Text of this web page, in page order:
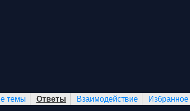
темы Ответы Взаимодействие Избранное